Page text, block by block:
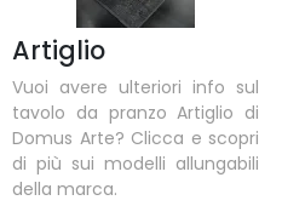
Artiglio
Vuoi avere ulteriori info sul
tavolo da pranzo Artiglio di
Domus Arte? Clicca e scopri
di più sui modelli allungabili
della marca.